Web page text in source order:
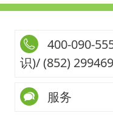
400-090-
识)/ (852)
服务